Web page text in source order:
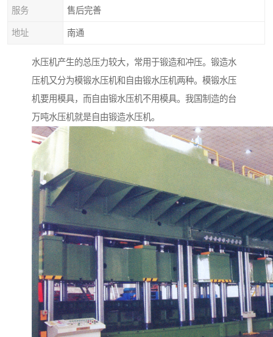
服务 售后完善
地址 南通
水压机产生的总压力较大，常用于锻造和冲压。锻造水
压机又分为模锻水压机和自由锻水压机两种。模锻水压
机要用模具，而自由锻水压机不用模具。我国制造的台
万吨水压机就是自由锻造水压机。